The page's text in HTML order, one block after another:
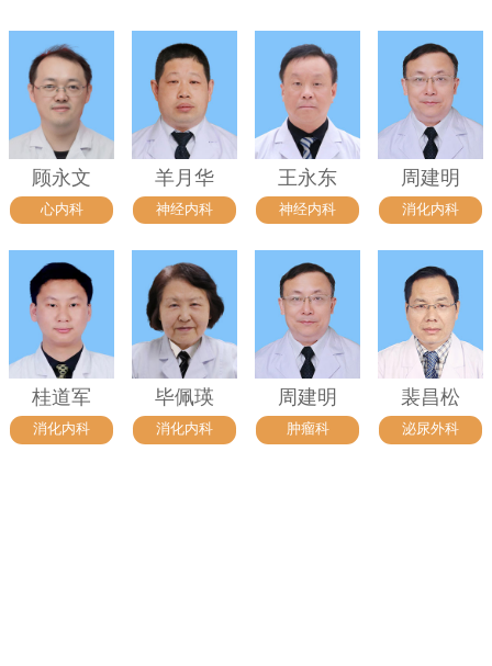
顾永文
心内科
羊月华
神经内科
王永东
神经内科
周建明
消化内科
桂道军
消化内科
毕佩瑛
消化内科
周建明
肿瘤科
裴昌松
泌尿外科